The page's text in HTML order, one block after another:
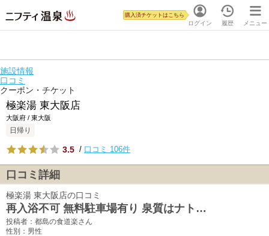
ログイン
購入済チケットはこちら
履歴 メニュー
施設情報
口コミ
クーポン・チケット
極楽湯 東大阪店
大阪府 / 東大阪
日帰り
3.5 / 口コミ 106件
口コミ詳細
極楽湯 東大阪店の口コミ
再入浴不可 無料駐車場有り 泉質はナト…
投稿者：都島の食道楽さん
性別：男性